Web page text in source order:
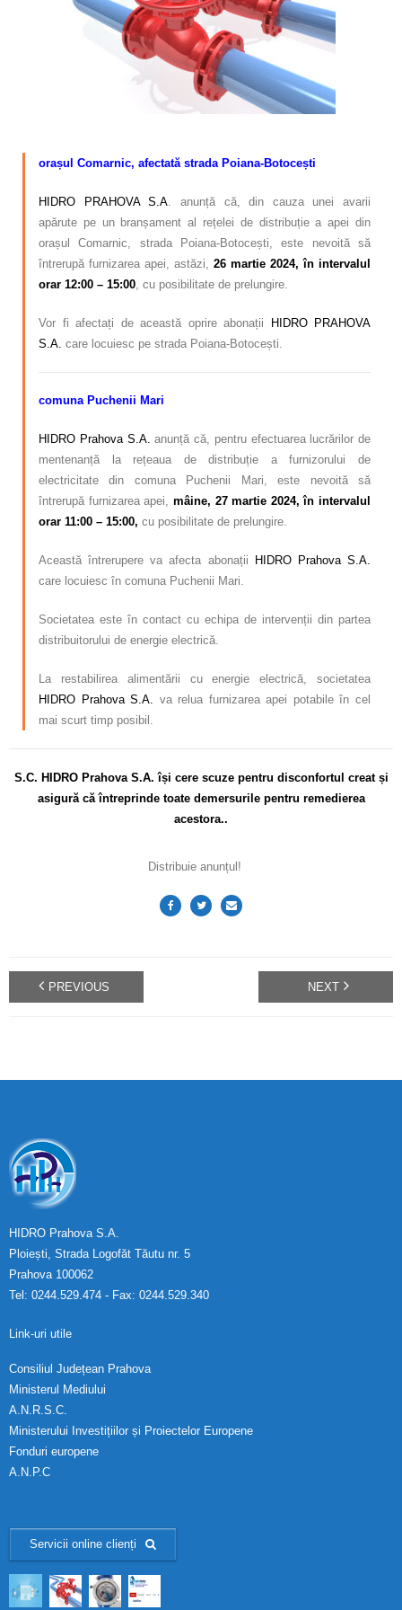
Calitatea apei
orașul Comarnic, afectată strada Poiana-Botocești
HIDRO PRAHOVA S.A . anunță că, din cauza unei avarii
apărute pe un branșament al rețelei de distribuție a apei din
orașul Comarnic, strada Poiana-Botocești, este nevoită să
întrerupă furnizarea apei, astăzi, 26 martie 2024, în intervalul
orar 12:00 – 15:00 , cu posibilitate de prelungire.
Vor fi afectați de această oprire abonații HIDRO PRAHOVA
S.A. care locuiesc pe strada Poiana-Botocești.
comuna Puchenii Mari
HIDRO Prahova S.A.anunță că, pentru efectuarea lucrărilor de
mentenanță la rețeaua de distribuție a furnizorului de
electricitate din comuna Puchenii Mari, este nevoită să
întrerupă furnizarea apei, mâine, 27 martie 2024, în intervalul
orar 11:00 – 15:00, cu posibilitate de prelungire.
Această întrerupere va afecta abonații
HIDRO Prahova S.A.
care locuiesc în comuna Puchenii Mari.
Societatea este în contact cu echipa de intervenții din partea
distribuitorului de energie electrică.
La restabilirea alimentării cu energie electrică, societatea
HIDRO Prahova S.A. va relua furnizarea apei potabile în cel
mai scurt timp posibil.
S.C. HIDRO Prahova S.A. își cere scuze pentru disconfortul creat și
asigură că întreprinde toate demersurile pentru remedierea
acestora..
Distribuie anunțul!
PREVIOUS NEXT
HIDRO Prahova S.A.
Ploiești, Strada Logofăt Tăutu nr. 5
Prahova 100062
Tel: 0244.529.474 - Fax: 0244.529.340
Link-uri utile
Consiliul Județean Prahova
Ministerul Mediului
A.N.R.S.C.
Ministerului Investițiilor și Proiectelor Europene
Fonduri europene
A.N.P.C
Servicii online clienți